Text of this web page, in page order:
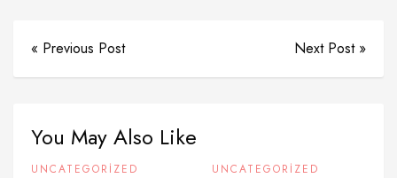
« Previous Post Next Post »
You May Also Like
UNCATEGORIZED UNCATEGORIZED